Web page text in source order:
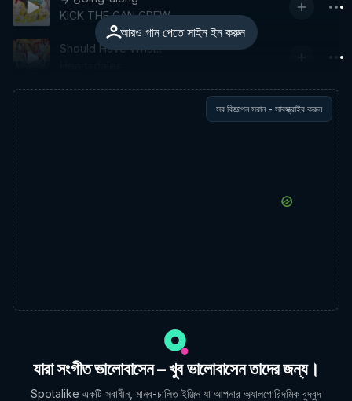
আরও গান পেতে সাইন ইন করুন
KICK THE CAN CREW
Should Have What!?
সব বিজ্ঞাপন সরান - সাবস্ক্রাইব করুন
যারা সংগীত ভালোবাসেন – খুব ভালোবাসেন তাদের জন্য।
Spotalike একটি স্বাধীন, মানব-চালিত ইঞ্জিন যা আপনার অ্যালগোরিদমিক বুদ্বুদ